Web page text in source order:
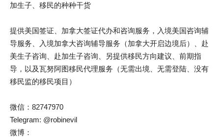
加生子、移民的种种干货
提供美国签证、加拿大签证代办和咨询服务，入境美国咨询辅
导服务、入境加拿大咨询辅导服务（加拿大开启边境后）、赴
美生子咨询、赴加生子咨询、另提供移民方向建议、前期指
导，以及瓦努阿图移民代理服务（无需出境、无需登陆、没有
移民监的移民项目）
微信：82747970
Telegram: @robinevil
微博：